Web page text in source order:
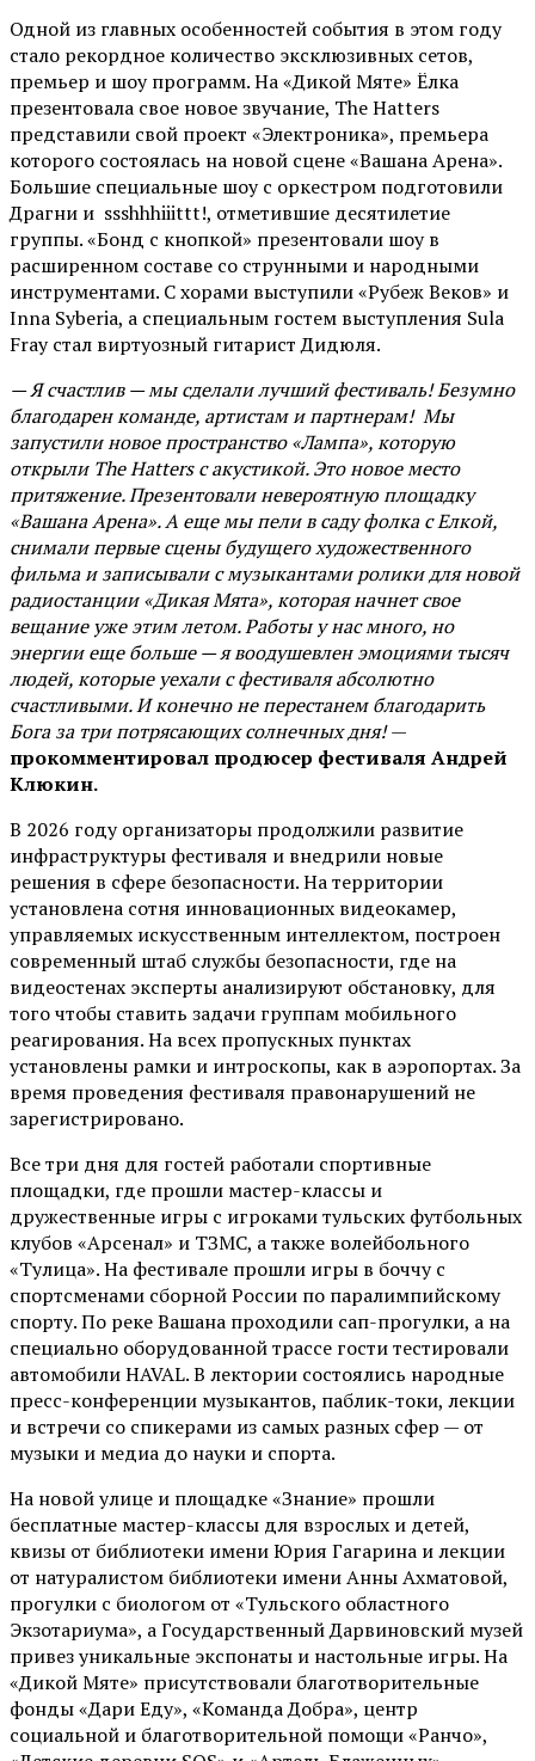
Одной из главных особенностей события в этом году
стало рекордное количество эксклюзивных сетов,
премьер и шоу программ. На «Дикой Мяте» Ёлка
презентовала свое новое звучание, The Hatters
представили свой проект «Электроника», премьера
которого состоялась на новой сцене «Вашана Арена».
Большие специальные шоу с оркестром подготовили
Драгни и ssshhhiiittt!, отметившие десятилетие
группы. «Бонд с кнопкой» презентовали шоу в
расширенном составе со струнными и народными
инструментами. С хорами выступили «Рубеж Веков» и
Inna Syberia, а специальным гостем выступления Sula
Fray стал виртуозный гитарист Дидюля.
— Я счастлив — мы сделали лучший фестиваль! Безумно
благодарен команде, артистам и партнерам! Мы
запустили новое пространство «Лампа», которую
открыли The Hatters с акустикой. Это новое место
притяжение. Презентовали невероятную площадку
«Вашана Арена». А еще мы пели в саду фолка с Елкой,
снимали первые сцены будущего художественного
фильма и записывали с музыкантами ролики для новой
радиостанции «Дикая Мята», которая начнет свое
вещание уже этим летом. Работы у нас много, но
энергии еще больше — я воодушевлен эмоциями тысяч
людей, которые уехали с фестиваля абсолютно
счастливыми. И конечно не перестанем благодарить
Бога за три потрясающих солнечных дня!—
прокомментировал продюсер фестиваля Андрей
Клюкин.
В 2026 году организаторы продолжили развитие
инфраструктуры фестиваля и внедрили новые
решения в сфере безопасности. На территории
установлена сотня инновационных видеокамер,
управляемых искусственным интеллектом, построен
современный штаб службы безопасности, где на
видеостенах эксперты анализируют обстановку, для
того чтобы ставить задачи группам мобильного
реагирования. На всех пропускных пунктах
установлены рамки и интроскопы, как в аэропортах. За
время проведения фестиваля правонарушений не
зарегистрировано.
Все три дня для гостей работали спортивные
площадки, где прошли мастер-классы и
дружественные игры с игроками тульских футбольных
клубов «Арсенал» и ТЗМС, а также волейбольного
«Тулица». На фестивале прошли игры в боччу с
спортсменами сборной России по паралимпийскому
спорту. По реке Вашана проходили сап-прогулки, а на
специально оборудованной трассе гости тестировали
автомобили HAVAL. В лектории состоялись народные
пресс-конференции музыкантов, паблик-токи, лекции
и встречи со спикерами из самых разных сфер — от
музыки и медиа до науки и спорта.
На новой улице и площадке «Знание» прошли
бесплатные мастер-классы для взрослых и детей,
квизы от библиотеки имени Юрия Гагарина и лекции
от натуралистом библиотеки имени Анны Ахматовой,
прогулки с биологом от «Тульского областного
Экзотариума», а Государственный Дарвиновский музей
привез уникальные экспонаты и настольные игры. На
«Дикой Мяте» присутствовали благотворительные
фонды «Дари Еду», «Команда Добра», центр
социальной и благотворительной помощи «Ранчо»,